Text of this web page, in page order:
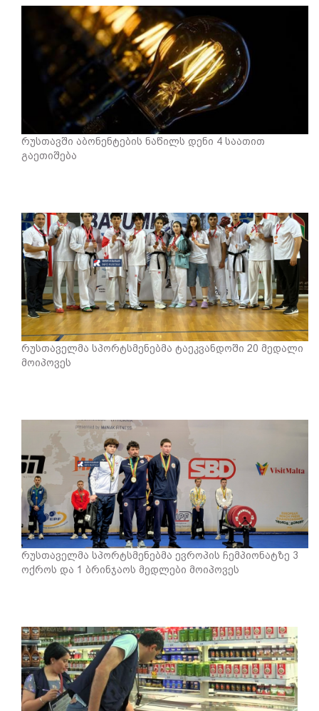
რუსთავში აბონენტების ნაწილს დენი 4 საათით
გაეთიშება
რუსთაველმა სპორტსმენებმა ტაეკვანდოში 20 მედალი
მოიპოვეს
რუსთაველმა სპორტსმენებმა ევროპის ჩემპიონატზე 3
ოქროს და 1 ბრინჯაოს მედლები მოიპოვეს